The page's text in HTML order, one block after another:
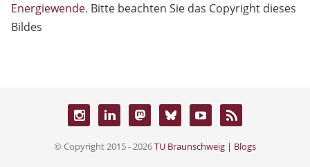
Energiewende. Bitte beachten Sie das Copyright dieses
Bildes
© Copyright 2015 - 2026TU Braunschweig | Blogs